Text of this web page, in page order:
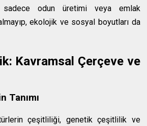
sadece odun üretimi veya emlak
ekolojik ve sosyal boyutları da
Kavramsal Çerçeve ve
Tanımı
çeşitliliği, genetik çeşitlilik ve